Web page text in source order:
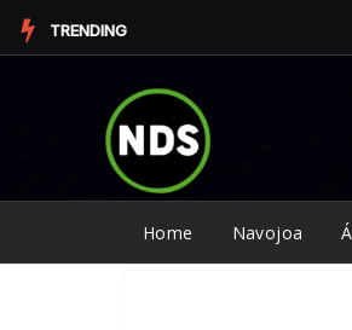
Saltar
al
TRENDING
Home Navojoa